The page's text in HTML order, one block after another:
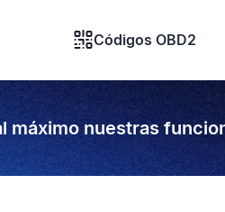
Códigos OBD2
máximo nuestras